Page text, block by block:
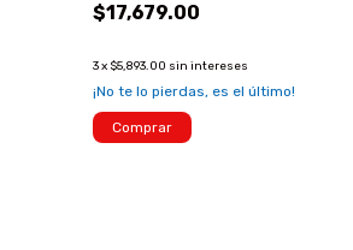
$17,679.00
3x $5,893.00 sin intereses
¡No te lo pierdas, es el último!
Comprar